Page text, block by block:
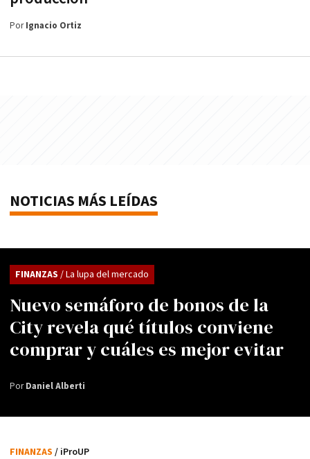
PorIgnacio Ortiz
NOTICIAS MÁS LEÍDAS
Nuevo semáforo de bonos de la
City revela qué títulos conviene
comprar y cuáles es mejor evitar
FINANZAS / La lupa del mercado
PorDaniel Alberti
FINANZAS / iProUP